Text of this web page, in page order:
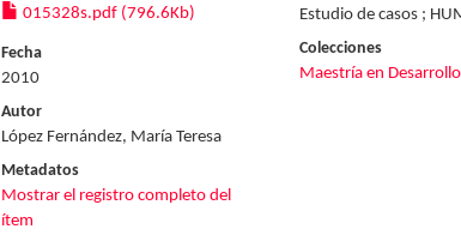
015328s.pdf (796.6Kb)
Fecha
2010
Autor
López Fernández, María Teresa
Metadatos
Mostrar el registro completo del
ítem
Estudio de casos ;
Colecciones
Maestría en